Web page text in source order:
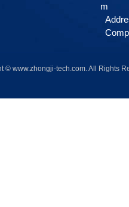
m
© www.zhongji-tech.com. All